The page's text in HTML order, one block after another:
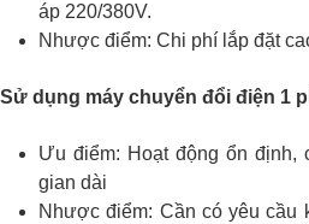
áp 220/380V.
Nhược điểm: Chi phí lắp đặt
Sử dụng máy chuyển đổi điện 1
Ưu điểm: Hoạt động ổn định,
gian dài
Nhược điểm: Cần có yêu cầu